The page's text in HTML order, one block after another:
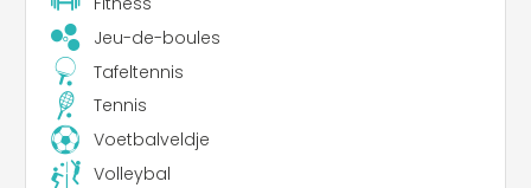
Jeu-de-boules
Tafeltennis
Tennis
Voetbalveldje
Volleybal